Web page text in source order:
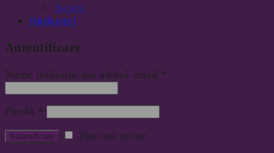
Jucarii
Reduceri
Autentificare
Nume utilizator sau adresă email *
Parolă *
Ține-mă minte